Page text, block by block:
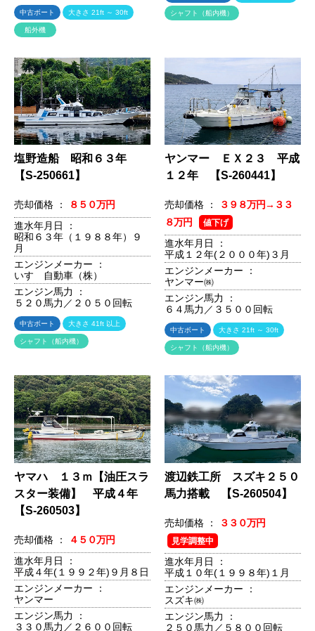
中古ボート 大きさ 21ft ～ 30ft
船外機
シャフト（船内機）
塩野造船 昭和６３年
【S-250661】
売却価格 ：
８５０万円
進水年月日 ：
昭和６３年（１９８８年）９
月
エンジンメーカー ：
いすゞ自動車（株）
エンジン馬力 ：
５２０馬力／２０５０回転
中古ボート 大きさ 41ft 以上
シャフト（船内機）
ヤンマー ＥＸ２３ 平成
１２年 【S-260441】
売却価格 ：
３９８万円→３３
８万円
値下げ
進水年月日 ：
平成１２年(２０００年)３月
エンジンメーカー ：
ヤンマー㈱
エンジン馬力 ：
６４馬力／３５００回転
中古ボート 大きさ 21ft ～ 30ft
シャフト（船内機）
ヤマハ １３ｍ【油圧スラ
スター装備】 平成４年
【S-260503】
売却価格 ：
４５０万円
進水年月日 ：
平成４年(１９９２年)９月８日
エンジンメーカー ：
ヤンマー
エンジン馬力 ：
３３０馬力／２６００回転
渡辺鉄工所 スズキ２５０
馬力搭載 【S-260504】
売却価格 ： ３３０万円
見学調整中
進水年月日 ：
平成１０年(１９９８年)１月
エンジンメーカー ：
スズキ㈱
エンジン馬力 ：
２５０馬力／５８００回転